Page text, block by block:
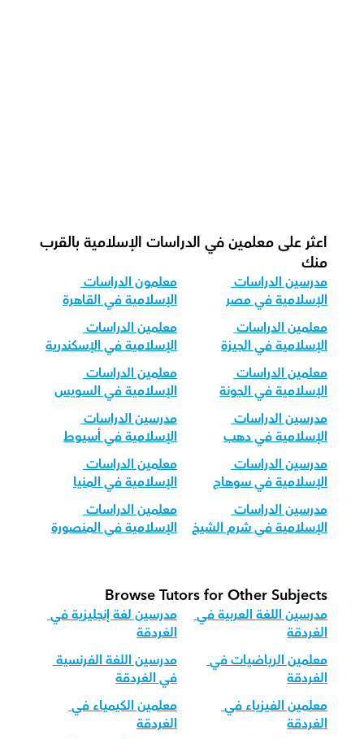
اعثر على معلمين في الدراسات الإسلامية بالقرب
منك
مدرسين الدراسات
الإسلامية في مصر
معلمون الدراسات
الإسلامية في القاهرة
معلمين الدراسات
الإسلامية في الجيزة
معلمين الدراسات
الإسلامية في الإسكندرية
معلمين الدراسات
الإسلامية في الجونة
معلمين الدراسات
الإسلامية في السويس
مدرسين الدراسات
الإسلامية في دهب
مدرسين الدراسات
الإسلامية في أسيوط
مدرسين الدراسات
الإسلامية في سوهاج
معلمين الدراسات
الإسلامية في المنيا
مدرسين الدراسات
الإسلامية في شرم الشيخ
معلمين الدراسات
الإسلامية في المنصورة
Browse Tutors for Other Subjects
مدرسين اللغة العربية في
الغردقة
مدرسين لغة إنجليزية في
الغردقة
معلمين الرياضيات في
الغردقة
مدرسين اللغة الفرنسية
في الغردقة
معلمين الفيزياء في
الغردقة
معلمين الكيمياء في
الغردقة